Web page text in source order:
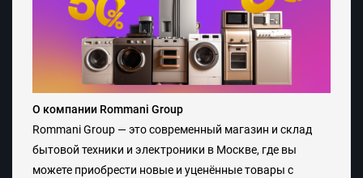
О компании Rommani Group
Rommani Group — это современный магазин и склад
бытовой техники и электроники в Москве, где вы
можете приобрести новые и уценённые товары с